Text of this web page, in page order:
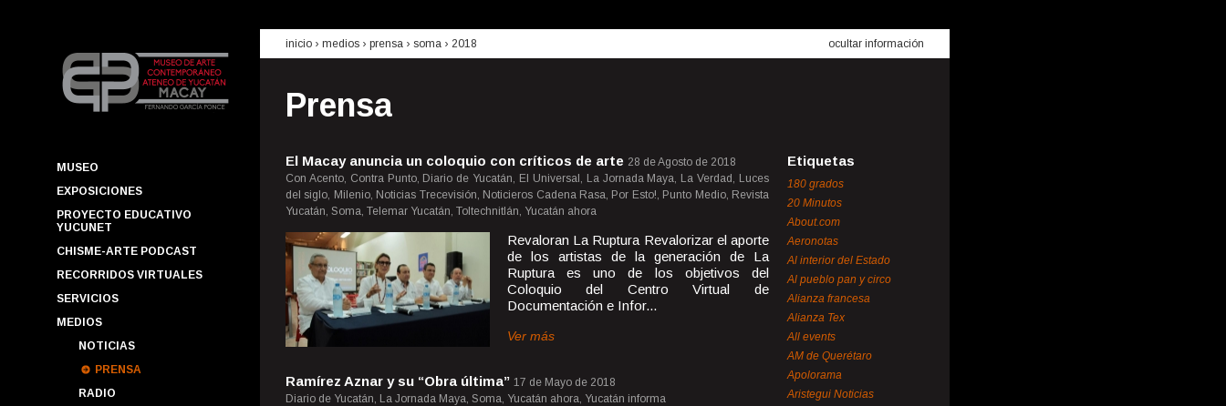
MUSEO
EXPOSICIONES
PROYECTO EDUCATIVO
YUCUNET
CHISME-ARTE PODCAST
RECORRIDOS VIRTUALES
SERVICIOS
MEDIOS
NOTICIAS
PRENSA
RADIO
inicio › medios › prensa › soma › 2018 ocultar información
Prensa
El Macay anuncia un coloquio con críticos de arte 28 de Agosto de 2018
Con Acento, Contra Punto, Diario de Yucatán, El Universal, La Jornada Maya, La Verdad, Luces
del siglo, Milenio, Noticias Trecevisión, Noticieros Cadena Rasa, Por Esto!, Punto Medio, Revista
Yucatán, Soma, Telemar Yucatán, Toltechnitlán, Yucatán ahora
Revaloran La Ruptura Revalorizar el aporte
de los artistas de la generación de La
Ruptura es uno de los objetivos del
Coloquio del Centro Virtual de
Documentación e Infor...
Ver más
Ramírez Aznar y su “Obra última” 17 de Mayo de 2018
Diario de Yucatán, La Jornada Maya, Soma, Yucatán ahora, Yucatán informa
Etiquetas
180 grados
20 Minutos
About.com
Aeronotas
Al interior del Estado
Al pueblo pan y circo
Alianza francesa
Alianza Tex
All events
AM de Querétaro
Apolorama
Aristegui Noticias